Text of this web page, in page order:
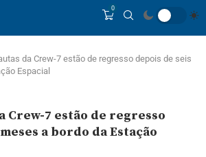
0
da Crew-7 estão de regresso depois de seis
Espacial
Crew-7 estão de regresso
a bordo da Estação